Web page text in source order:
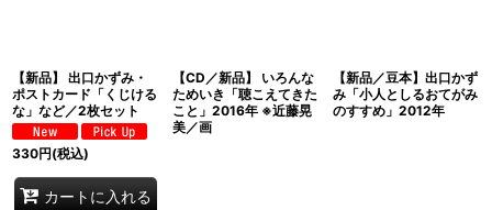
【新品】 出口かずみ・
ポストカード「くじける
な」など／2枚セット
330円(税込)
カートに入れる
【CD／新品】 いろんな
ためいき「聴こえてきた
こと」2016年 ※近藤晃
美／画
【新品／豆本】出口かず
み「小人としるおてがみ
のすすめ」2012年